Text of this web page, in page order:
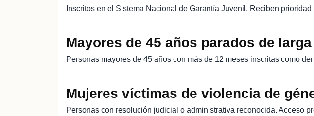
Inscritos en el Sistema Nacional de Garantía Juvenil. Reciben
Mayores de 45 años parados de
Personas mayores de 45 años con más de 12 meses inscritas como
Mujeres víctimas de violencia de
Personas con resolución judicial o administrativa reconocida. Acceso